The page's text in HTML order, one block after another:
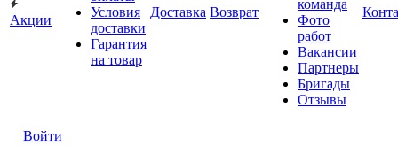
Акции
Условия
доставки
Гарантия
на товар
Доставка Возврат
команда
Фото
работ
Вакансии
Партнеры
Бригады
Отзывы
Войти